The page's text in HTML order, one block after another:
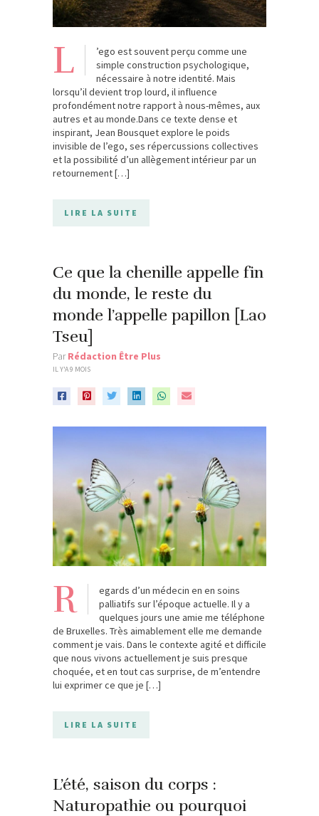
L
’ego est souvent perçu comme une
simple construction psychologique,
nécessaire à notre identité. Mais
lorsqu’il devient trop lourd, il influence
profondément notre rapport à nous-mêmes, aux
autres et au monde.Dans ce texte dense et
inspirant, Jean Bousquet explore le poids
invisible de l’ego, ses répercussions collectives
et la possibilité d’un allègement intérieur par un
retournement […]
LIRE LA SUITE
Ce que la chenille appelle fin
du monde, le reste du
monde l’appelle papillon [Lao
Tseu]
ParRédaction Être Plus
IL Y'A 9 MOIS
R
egards d’un médecin en en soins
palliatifs sur l’époque actuelle. Il y a
quelques jours une amie me téléphone
de Bruxelles. Très aimablement elle me demande
comment je vais. Dans le contexte agité et difficile
que nous vivons actuellement je suis presque
choquée, et en tout cas surprise, de m’entendre
lui exprimer ce que je […]
LIRE LA SUITE
L’été, saison du corps :
Naturopathie ou pourquoi